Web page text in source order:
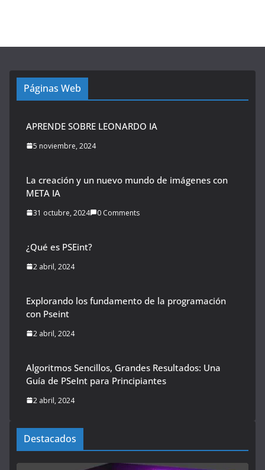
Páginas Web
APRENDE SOBRE LEONARDO IA
5 noviembre, 2024
La creación y un nuevo mundo de imágenes con
META IA
31 octubre, 2024 0 Comments
¿Qué es PSEint?
2 abril, 2024
Explorando los fundamento de la programación
con Pseint
2 abril, 2024
Algoritmos Sencillos, Grandes Resultados: Una
Guía de PSeInt para Principiantes
2 abril, 2024
Destacados